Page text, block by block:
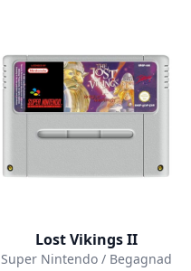
Lost Vikings II
Super Nintendo / Begagnad